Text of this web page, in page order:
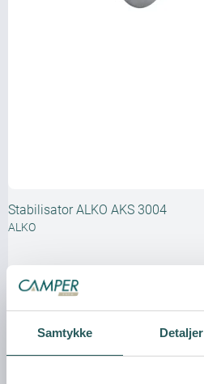
Samtykke Detaljer
Stabilisator ALKO AKS 3004
ALKO
Vis produkt